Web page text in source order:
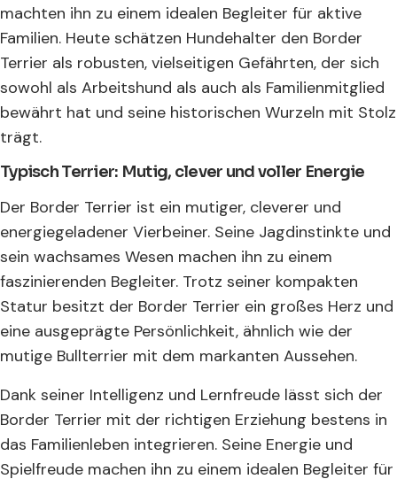
machten ihn zu einem idealen Begleiter für aktive
Familien. Heute schätzen Hundehalter den Border
Terrier als robusten, vielseitigen Gefährten, der sich
sowohl als Arbeitshund als auch als Familienmitglied
bewährt hat und seine historischen Wurzeln mit Stolz
trägt.
Typisch Terrier: Mutig, clever und voller Energie
Der Border Terrier ist ein mutiger, cleverer und
energiegeladener Vierbeiner. Seine Jagdinstinkte und
sein wachsames Wesen machen ihn zu einem
faszinierenden Begleiter. Trotz seiner kompakten
Statur besitzt der Border Terrier ein großes Herz und
eine ausgeprägte Persönlichkeit, ähnlich wie der
mutige Bullterrier mit dem markanten Aussehen.
Dank seiner Intelligenz und Lernfreude lässt sich der
Border Terrier mit der richtigen Erziehung bestens in
das Familienleben integrieren. Seine Energie und
Spielfreude machen ihn zu einem idealen Begleiter für